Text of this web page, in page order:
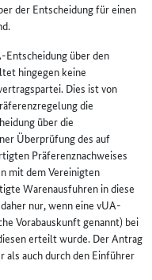
der Entscheidung für einen
über den
hingegen keine
Dies ist von
die
über die
Überprüfung des auf
Präferenznachweises
mit dem Vereinigten
Warenausfuhren in diese
nur, wenn eine vUA-
Vorabauskunft genannt) bei
erteilt wurde. Der Antrag
als auch durch den Einführer